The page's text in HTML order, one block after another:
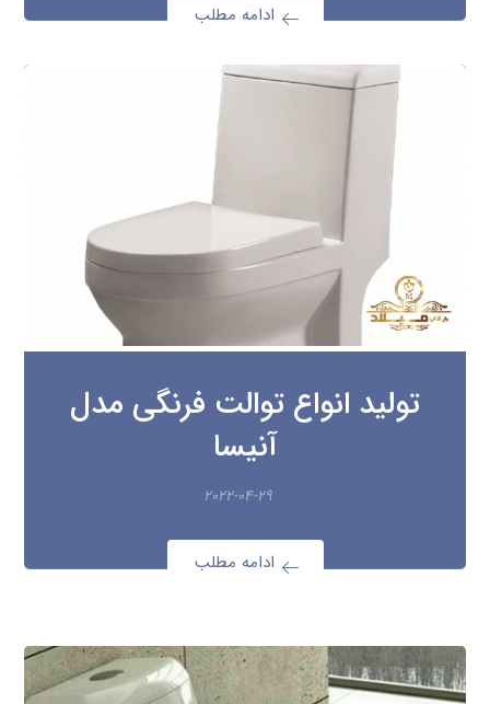
ادامه مطلب
تولید انواع توالت فرنگی مدل
آنیسا
۲۰۲۲-۰۴-۲۹
ادامه مطلب